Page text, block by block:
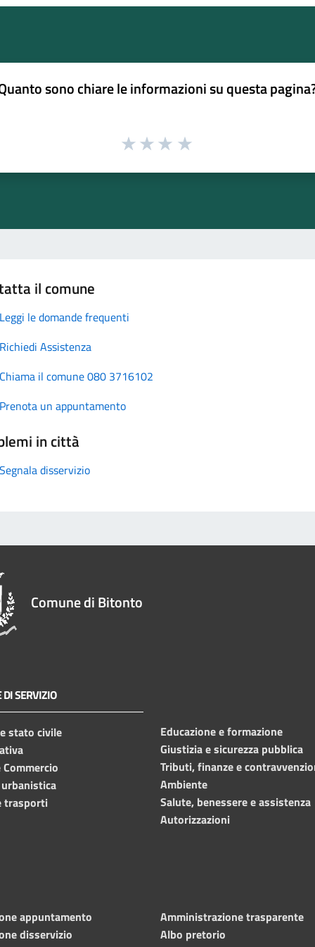
sono chiare le informazioni su questa
il comune
Leggi le domande frequenti
Richiedi Assistenza
Chiama il comune 080 3716102
Prenota un appuntamento
in città
Segnala disservizio
Comune di Bitonto
DI SERVIZIO
stato civile
trasporti
Educazione e formazione
Giustizia e sicurezza pubblica
Tributi, finanze e
Ambiente
Salute, benessere e assistenza
Autorizzazioni
appuntamento
disservizio
Amministrazione trasparente
Albo pretorio